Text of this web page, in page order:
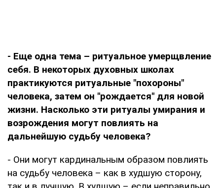
- Еще одна тема – ритуальное умерщвление
себя. В некоторых духовных школах
практикуются ритуальные "похороны"
человека, затем он "рождается" для новой
жизни. Насколько эти ритуалы умирания и
возрождения могут повлиять на
дальнейшую судьбу человека?
- Они могут кардинальным образом повлиять
на судьбу человека – как в худшую сторону,